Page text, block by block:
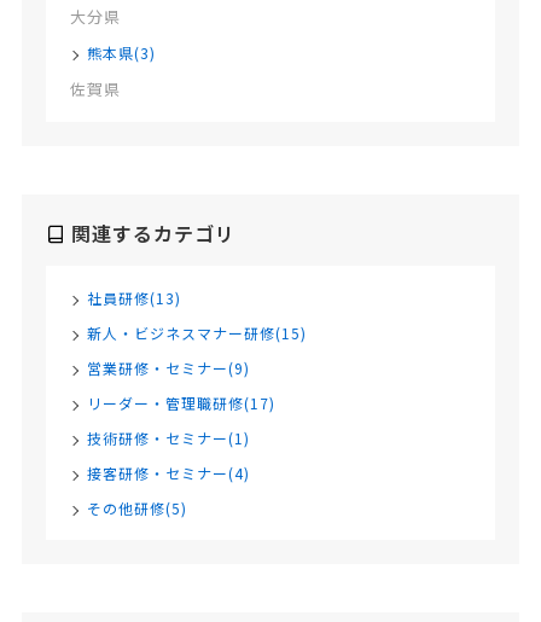
大分県
熊本県(3)
佐賀県
関連するカテゴリ
社員研修(13)
新人・ビジネスマナー研修(15)
営業研修・セミナー(9)
リーダー・管理職研修(17)
技術研修・セミナー(1)
接客研修・セミナー(4)
その他研修(5)